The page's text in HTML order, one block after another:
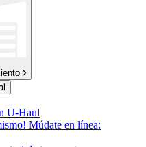
U-Haul
Múdate en línea: